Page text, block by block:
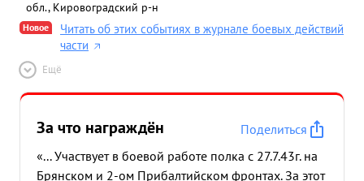
обл., Кировоградский р-н
Новое
Читать об этих событиях в журнале боевых действий
части
Ещё
За что награждён
Поделиться
«... Участвует в боевой работе полка с 27.7.43г. на
Брянском и 2-ом Прибалтийском фронтах. За этот